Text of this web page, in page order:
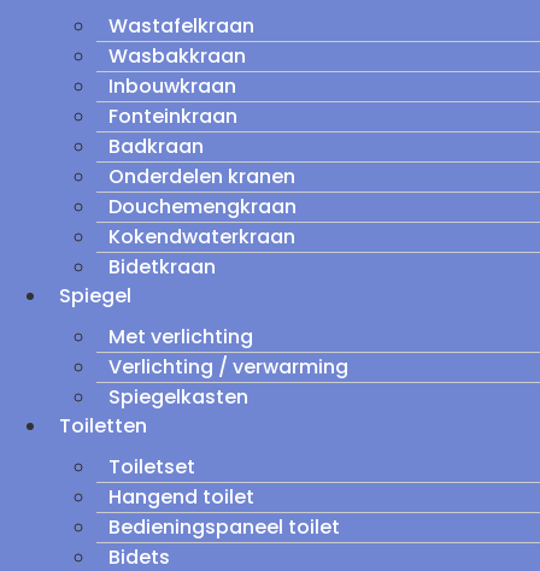
Wastafelkraan
Wasbakkraan
Inbouwkraan
Fonteinkraan
Badkraan
Onderdelen kranen
Douchemengkraan
Kokendwaterkraan
Bidetkraan
Spiegel
Met verlichting
Verlichting / verwarming
Spiegelkasten
Toiletten
Toiletset
Hangend toilet
Bedieningspaneel toilet
Bidets